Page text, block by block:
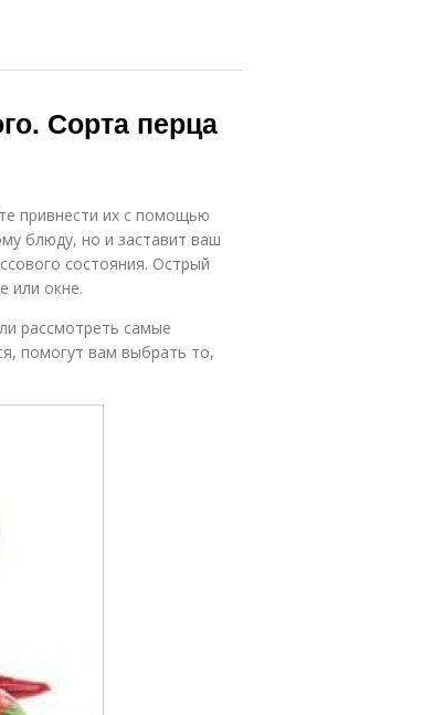
Сорта перца
привнести их с помощью
блюду, но и заставит ваш
состояния. Острый
или окне.
рассмотреть самые
помогут вам выбрать то,